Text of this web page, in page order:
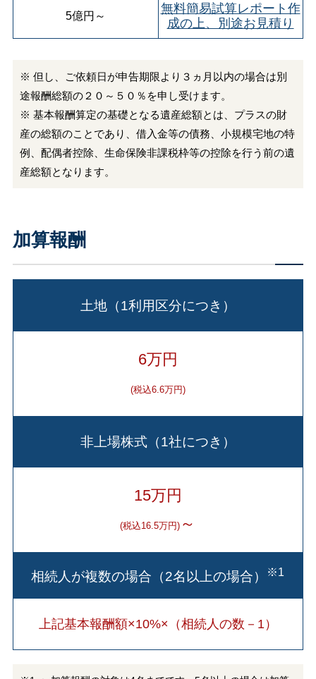
5億円 ～
無料簡易試算レポート作
成の上、別途お見積り
※ 但し、ご依頼日が申告期限より３ヵ月以内の場合は別
途報酬総額の２０～５０％を申し受けます。
※ 基本報酬算定の基礎となる遺産総額とは、プラスの財
産の総額のことであり、借入金等の債務、小規模宅地の特
例、配偶者控除、生命保険非課税枠等の控除を行う前の遺
産総額となります。
加算報酬
土地（1利用区分につき）
6万円
(税込6.6万円)
非上場株式（1社につき）
15万円
(税込16.5万円) ～
相続人が複数の場合（2名以上の場合） ※1
上記基本報酬額×10%×（相続人の数－1）